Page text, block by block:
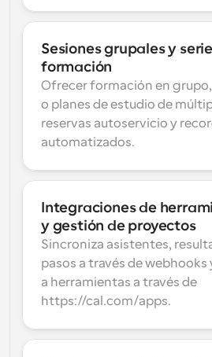
Sesiones grupales y
formación
Ofrecer formación en
o planes de estudio de
reservas autoservicio y
automatizados.
Integraciones de
y gestión de proyectos
Sincroniza asistentes,
pasos a través de webhooks
a herramientas a través de
https://cal.com/apps.